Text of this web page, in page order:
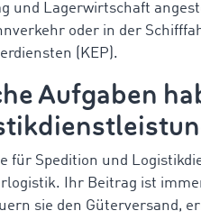
und Lagerwirtschaft
oder in der
(KEP).
Aufgaben
für Spedition und
Ihr Beitrag ist
sie den Güterversand,